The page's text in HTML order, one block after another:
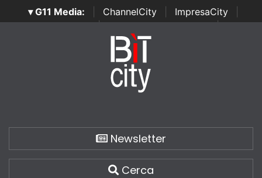
▾ G11 Media: ChannelCity ImpresaCity
SecurityOpenLab | Italian Channel Awards | Italian
Italian Security Awards
Newsletter
Cerca